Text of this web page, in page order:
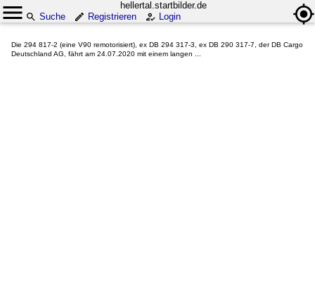
hellertal.startbilder.de
Suche
Registrieren Login
Die 294 817-2 (eine V90 remotorisiert), ex DB 294 317-3, ex DB 290 317-7, der DB Cargo
Deutschland AG, fährt am 24.07.2020 mit einem langen ...